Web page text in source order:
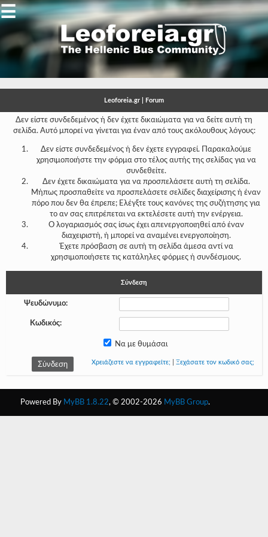
Gallery
Gallery
-
-
-
-
-
-
-
-
☰
Leoforeia.gr | Forum
Δεν είστε συνδεδεμένος ή δεν έχετε δικαιώματα για να δείτε αυτή τη
σελίδα. Αυτό μπορεί να γίνεται για έναν από τους ακόλουθους λόγους:
Δεν είστε συνδεδεμένος ή δεν έχετε εγγραφεί. Παρακαλούμε
χρησιμοποιήστε την φόρμα στο τέλος αυτής της σελίδας για να
συνδεθείτε.
Δεν έχετε δικαιώματα για να προσπελάσετε αυτή τη σελίδα.
Μήπως προσπαθείτε να προσπελάσετε σελίδες διαχείρισης ή έναν
πόρο που δεν θα έπρεπε; Ελέγξτε τους κανόνες της συζήτησης για
το αν σας επιτρέπεται να εκτελέσετε αυτή την ενέργεια.
Ο λογαριασμός σας ίσως έχει απενεργοποιηθεί από έναν
διαχειριστή, ή μπορεί να αναμένει ενεργοποίηση.
Έχετε πρόσβαση σε αυτή τη σελίδα άμεσα αντί να
χρησιμοποιήσετε τις κατάληλες φόρμες ή συνδέσμους.
Σύνδεση
Ψευδώνυμο:
Κωδικός:
Να με θυμάσαι
Χρειάζεστε να εγγραφείτε; Ξεχάσατε τον κωδικό σας;
Powered By MyBB 1.8.22, © 2002-2026 MyBB Group.